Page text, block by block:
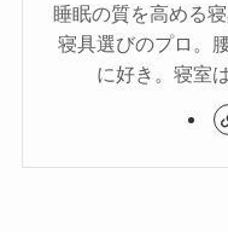
睡眠の質を高める
寝具選びのプロ。
に好き。寝室